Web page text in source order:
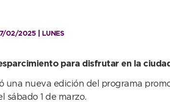
02/2025 | LUNES
para disfrutar en la
una nueva edición del programa
sábado 1 de marzo.